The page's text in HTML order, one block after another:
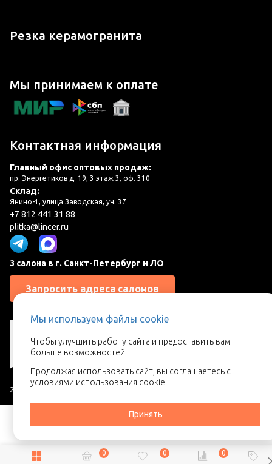
0 0 0
Резка керамогранита
Мы принимаем к оплате
Контактная информация
Главный офис оптовых продаж:
пр. Энергетиков д. 19, 3 этаж 3, оф. 310
Склад:
Янино-1, улица Заводская, уч. 37
+7 812 441 31 88
plitka@lincer.ru
3 салона в г. Санкт-Петербург и ЛО
Запросить адреса салонов
2026 © Линкер - Ваш поставщик керамической плитки
Мы используем файлы cookie
Чтобы улучшить работу сайта и предоставить вам
больше возможностей.
Продолжая использовать сайт, вы соглашаетесь с
условиями использования cookie
Принять